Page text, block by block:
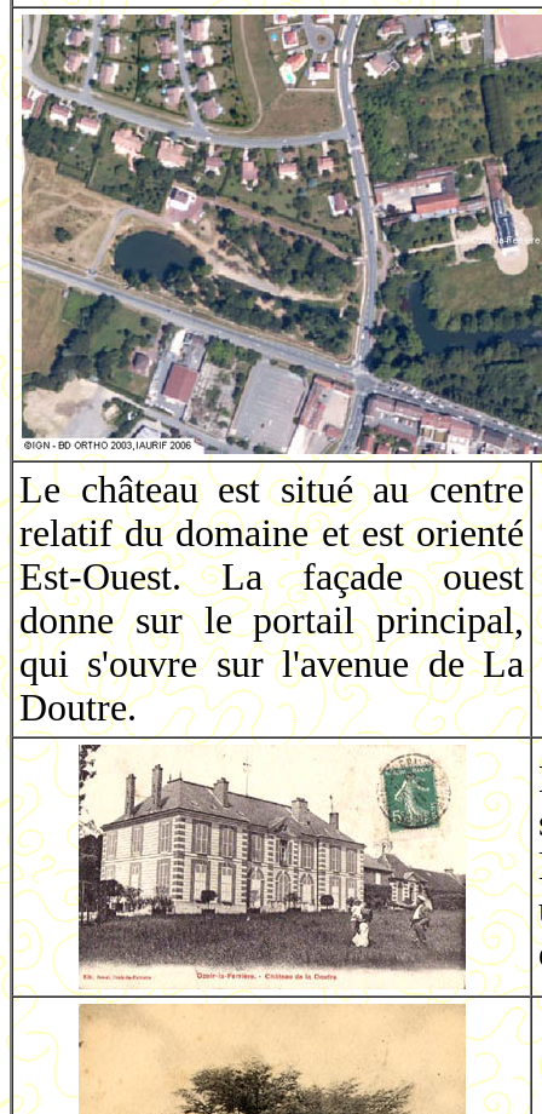
Le château est situé au centre
relatif du domaine et est orienté
Est-Ouest. La façade ouest
donne sur le portail principal,
qui s'ouvre sur l'avenue de La
Doutre.